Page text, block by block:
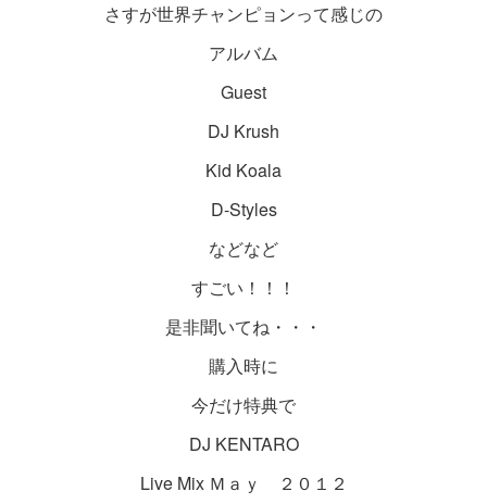
さすが世界チャンピョンって感じの
アルバム
Guest
DJ Krush
Kid Koala
D-Styles
などなど
すごい！！！
是非聞いてね・・・
購入時に
今だけ特典で
DJ KENTARO
Live Mix Ｍａｙ ２０１２